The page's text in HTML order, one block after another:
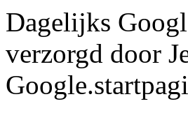
Dagelijks
verzorgd door